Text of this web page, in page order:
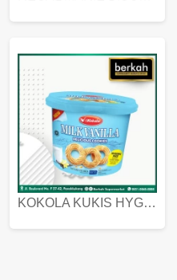
KOKOLA KUKIS HYGIENIC MILK VANILLA PACK 320 GR